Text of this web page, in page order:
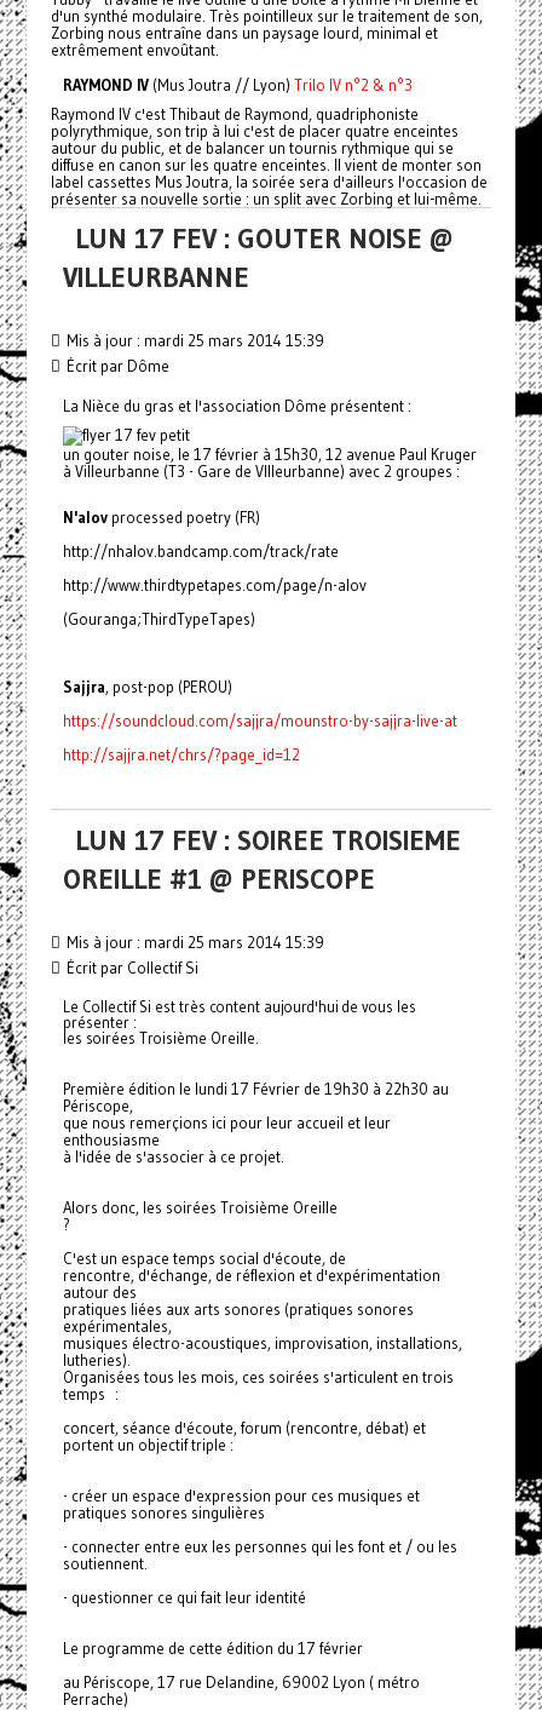
d'un synthé modulaire. Très pointilleux sur le traitement de son,
Zorbing nous entraîne dans un paysage lourd, minimal et
extrêmement envoûtant.
RAYMOND IV(Mus Joutra // Lyon) Trilo IV n°2 & n°3
Raymond IV c'est Thibaut de Raymond, quadriphoniste
polyrythmique, son trip à lui c'est de placer quatre enceintes
autour du public, et de balancer un tournis rythmique qui se
diffuse en canon sur les quatre enceintes. Il vient de monter son
label cassettes Mus Joutra, la soirée sera d'ailleurs l'occasion de
présenter sa nouvelle sortie : un split avec Zorbing et lui-même.
LUN 17 FEV : GOUTER NOISE @
VILLEURBANNE
Mis à jour : mardi 25 mars 2014 15:39
Écrit par Dôme
La Nièce du gras et l'association Dôme présentent :
un gouter noise, le 17 février à 15h30, 12 avenue Paul Kruger
à Villeurbanne (T3 - Gare de VIlleurbanne) avec 2 groupes :
N'alovprocessed poetry (FR)
http://nhalov.bandcamp.com/track/rate
http://www.thirdtypetapes.com/page/n-alov
(Gouranga;ThirdTypeTapes)
Sajjra, post-pop (PEROU)
https://soundcloud.com/sajjra/mounstro-by-sajjra-live-at
http://sajjra.net/chrs/?page_id=12
LUN 17 FEV : SOIREE TROISIEME
OREILLE #1 @ PERISCOPE
Mis à jour : mardi 25 mars 2014 15:39
Écrit par Collectif Si
Le Collectif Si est très content aujourd'hui de vous les
présenter :
les soirées Troisième Oreille.
Première édition le lundi 17 Février de 19h30 à 22h30 au
Périscope,
que nous remerçions ici pour leur accueil et leur
enthousiasme
à l'idée de s'associer à ce projet.
Alors donc, les soirées Troisième Oreille
?
C'est un espace temps social d'écoute, de
rencontre, d'échange, de réflexion et d'expérimentation
autour des
pratiques liées aux arts sonores (pratiques sonores
expérimentales,
musiques électro-acoustiques, improvisation, installations,
lutheries).
Organisées tous les mois, ces soirées s'articulent en trois
temps :
concert, séance d'écoute, forum (rencontre, débat) et
portent un objectif triple :
- créer un espace d'expression pour ces musiques et
pratiques sonores singulières
- connecter entre eux les personnes qui les font et / ou les
soutiennent.
- questionner ce qui fait leur identité
Le programme de cette édition du 17 février
au Périscope, 17 rue Delandine, 69002 Lyon ( métro
Perrache)